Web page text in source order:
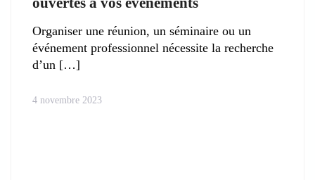
Organiser une réunion, un séminaire ou un
événement professionnel nécessite la recherche
d’un
4 novembre 2023